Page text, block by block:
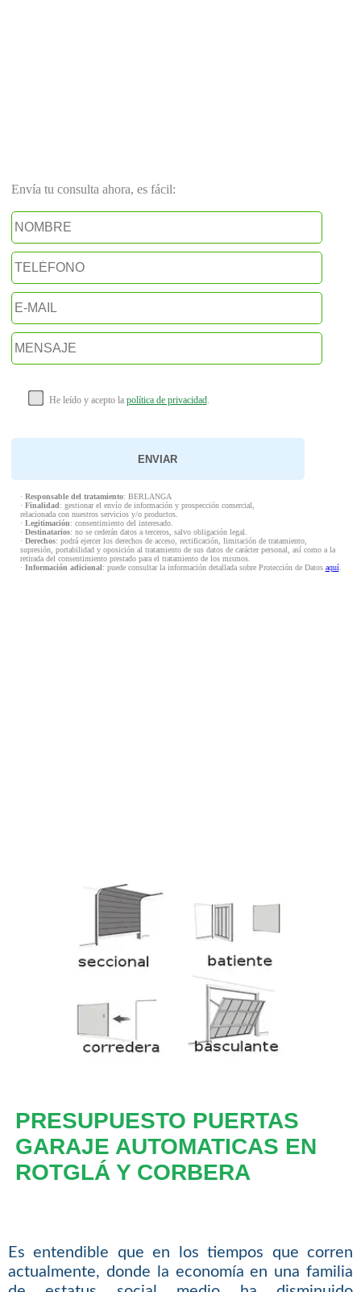
Envía tu consulta ahora, es fácil:
He leído y acepto la política de privacidad.
· Responsable del tratamiento: BERLANGA
· Finalidad: gestionar el envío de información y prospección comercial,
relacionada con nuestros servicios y/o productos.
· Legitimación: consentimiento del interesado.
· Destinatarios: no se cederán datos a terceros, salvo obligación legal.
· Derechos: podrá ejercer los derechos de acceso, rectificación, limitación de tratamiento,
supresión, portabilidad y oposición al tratamiento de sus datos de carácter personal, así como a la
retirada del consentimiento prestado para el tratamiento de los mismos.
· Información adicional: puede consultar la información detallada sobre Protección de Datos aquí.
PRESUPUESTO PUERTAS
GARAJE AUTOMATICAS EN
ROTGLÁ Y CORBERA
Es entendible que en los tiempos que corren
actualmente, donde la economía en una familia